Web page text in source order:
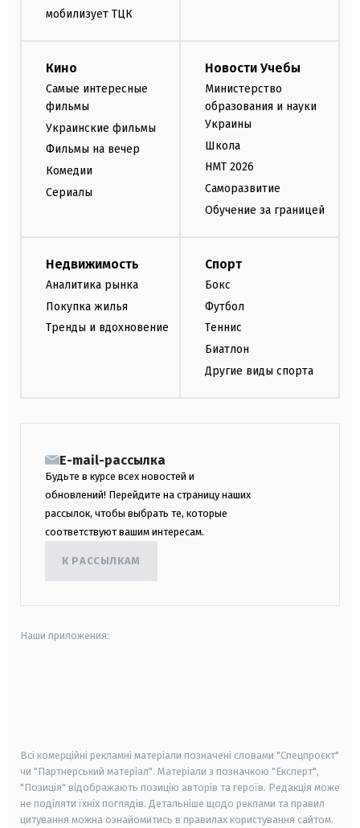
мобилизует ТЦК
Кино
Самые интересные
фильмы
Украинские фильмы
Фильмы на вечер
Комедии
Сериалы
Новости Учебы
Министерство
образования и науки
Украины
Школа
НМТ 2026
Саморазвитие
Обучение за границей
Недвижимость
Аналитика рынка
Покупка жилья
Тренды и вдохновение
Спорт
Бокс
Футбол
Теннис
Биатлон
Другие виды спорта
E-mail-рассылка
Будьте в курсе всех новостей и
обновлений! Перейдите на страницу наших
рассылок, чтобы выбрать те, которые
соответствуют вашим интересам.
К РАССЫЛКАМ
Наши приложения:
Всі комерційні рекламні матеріали позначені словами "Спецпроєкт"
чи "Партнерський матеріал". Матеріали з позначкою "Експерт",
"Позиція" відображають позицію авторів та героїв. Редакція може
не поділяти їхніх поглядів. Детальніше щодо реклами та правил
цитування можна ознайомитись в правилах користування сайтом.